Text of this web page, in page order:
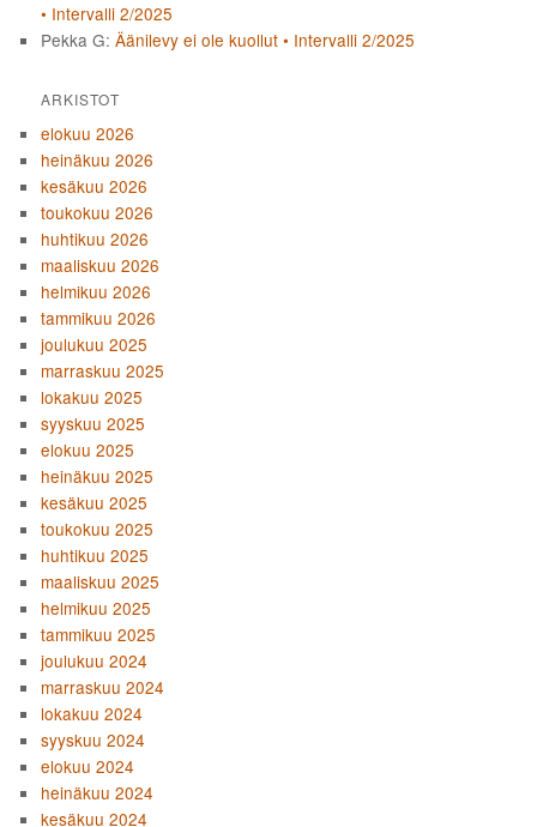
• Intervalli 2/2025
Pekka G:Äänilevy ei ole kuollut • Intervalli 2/2025
ARKISTOT
elokuu 2026
heinäkuu 2026
kesäkuu 2026
toukokuu 2026
huhtikuu 2026
maaliskuu 2026
helmikuu 2026
tammikuu 2026
joulukuu 2025
marraskuu 2025
lokakuu 2025
syyskuu 2025
elokuu 2025
heinäkuu 2025
kesäkuu 2025
toukokuu 2025
huhtikuu 2025
maaliskuu 2025
helmikuu 2025
tammikuu 2025
joulukuu 2024
marraskuu 2024
lokakuu 2024
syyskuu 2024
elokuu 2024
heinäkuu 2024
kesäkuu 2024